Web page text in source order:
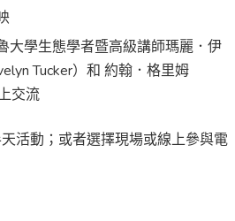
大學生態學者暨高級講師瑪麗．伊
Tucker）和 約翰．格里姆
交流
活動；或者選擇現場或線上參與電